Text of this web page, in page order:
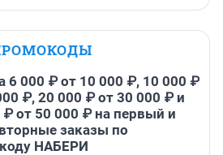
6 000 ₽ от 10 000 ₽, 10 000 ₽
₽, 20 000 ₽ от 30 000 ₽ и
₽ от 50 000 ₽ на первый и
заказы по
НАБЕРИ